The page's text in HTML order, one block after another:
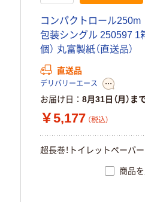
コ ンパク ト ロール250m
包装シ ングル 250597 1
個 ） 丸富製紙（直送品）
直送品
デリバリーエース
お届け日 8月31日（月）ま
￥5,177 （税込）
超長巻！ トイ レッ トペーパー
商品